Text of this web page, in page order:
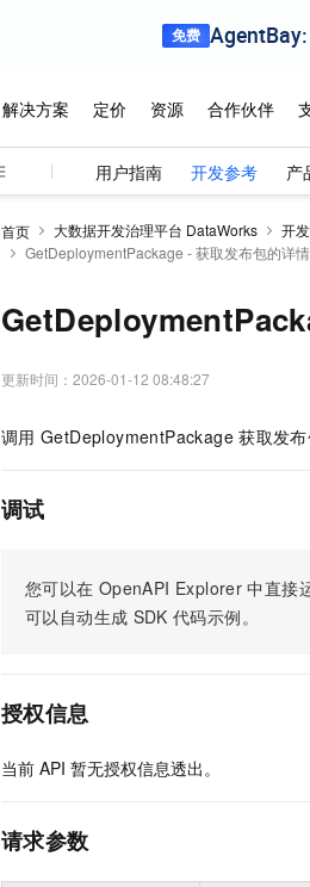
用户指南 开发参考 产
首页 大数据开发治理平台 DataWorks 开
GetDeploymentPackage - 获取发布包的详情
更新时间： 2026-01-12 08:48:27
调用 GetDeploymentPackage 获取发布
调试
您可以在 OpenAPI Explorer 中直接
可以自动生成 SDK 代码示例。
授权信息
当前 API 暂无授权信息透出。
请求参数